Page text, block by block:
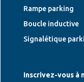
Rampe parking
Boucle inductive
Signalétique
Inscrivez-vous à